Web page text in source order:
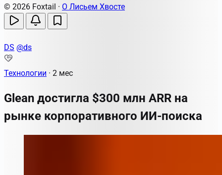
© 2026 Foxtail · О Лисьем Хвосте
DS @ds
Технологии · 2 мес
Glean достигла $300 млн ARR на
рынке корпоративного ИИ-поиска